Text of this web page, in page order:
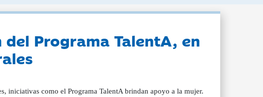
Programa TalentA, en
iniciativas como el Programa TalentA brindan apoyo a la mujer.